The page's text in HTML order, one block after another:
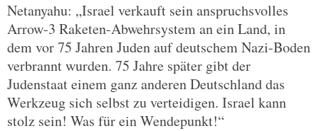
Netanyahu: „Israel verkauft sein anspruchsvolles
Arrow-3 Raketen-Abwehrsystem an ein Land, in
dem vor 75 Jahren Juden auf deutschem Nazi-Boden
verbrannt wurden. 75 Jahre später gibt der
Judenstaat einem ganz anderen Deutschland das
Werkzeug sich selbst zu verteidigen. Israel kann
stolz sein! Was für ein Wendepunkt!“